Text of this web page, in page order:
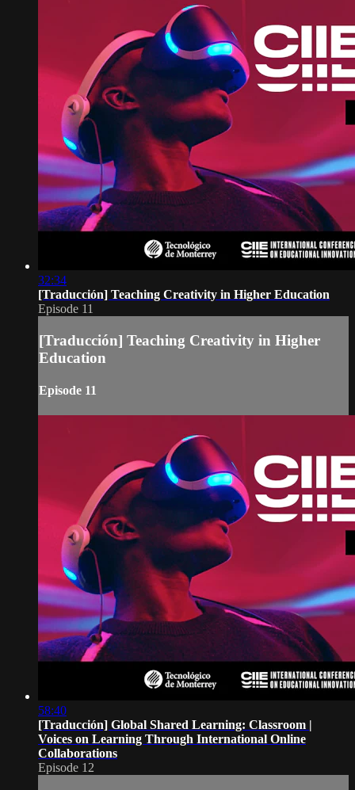
32:34
[Traducción] Teaching Creativity in Higher Education
Episode 11
[Traducción] Teaching Creativity in Higher
Education
Episode 11
58:40
[Traducción] Global Shared Learning: Classroom |
Voices on Learning Through International Online
Collaborations
Episode 12